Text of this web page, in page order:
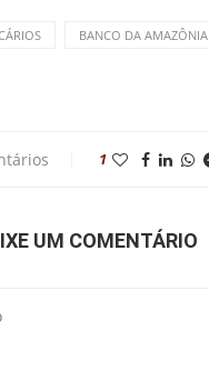
BANCO DA AMAZÔNIA
1
UM COMENTÁRIO